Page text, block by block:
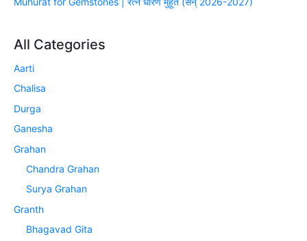
All Categories
Aarti
Chalisa
Durga
Ganesha
Grahan
Chandra Grahan
Surya Grahan
Granth
Bhagavad Gita